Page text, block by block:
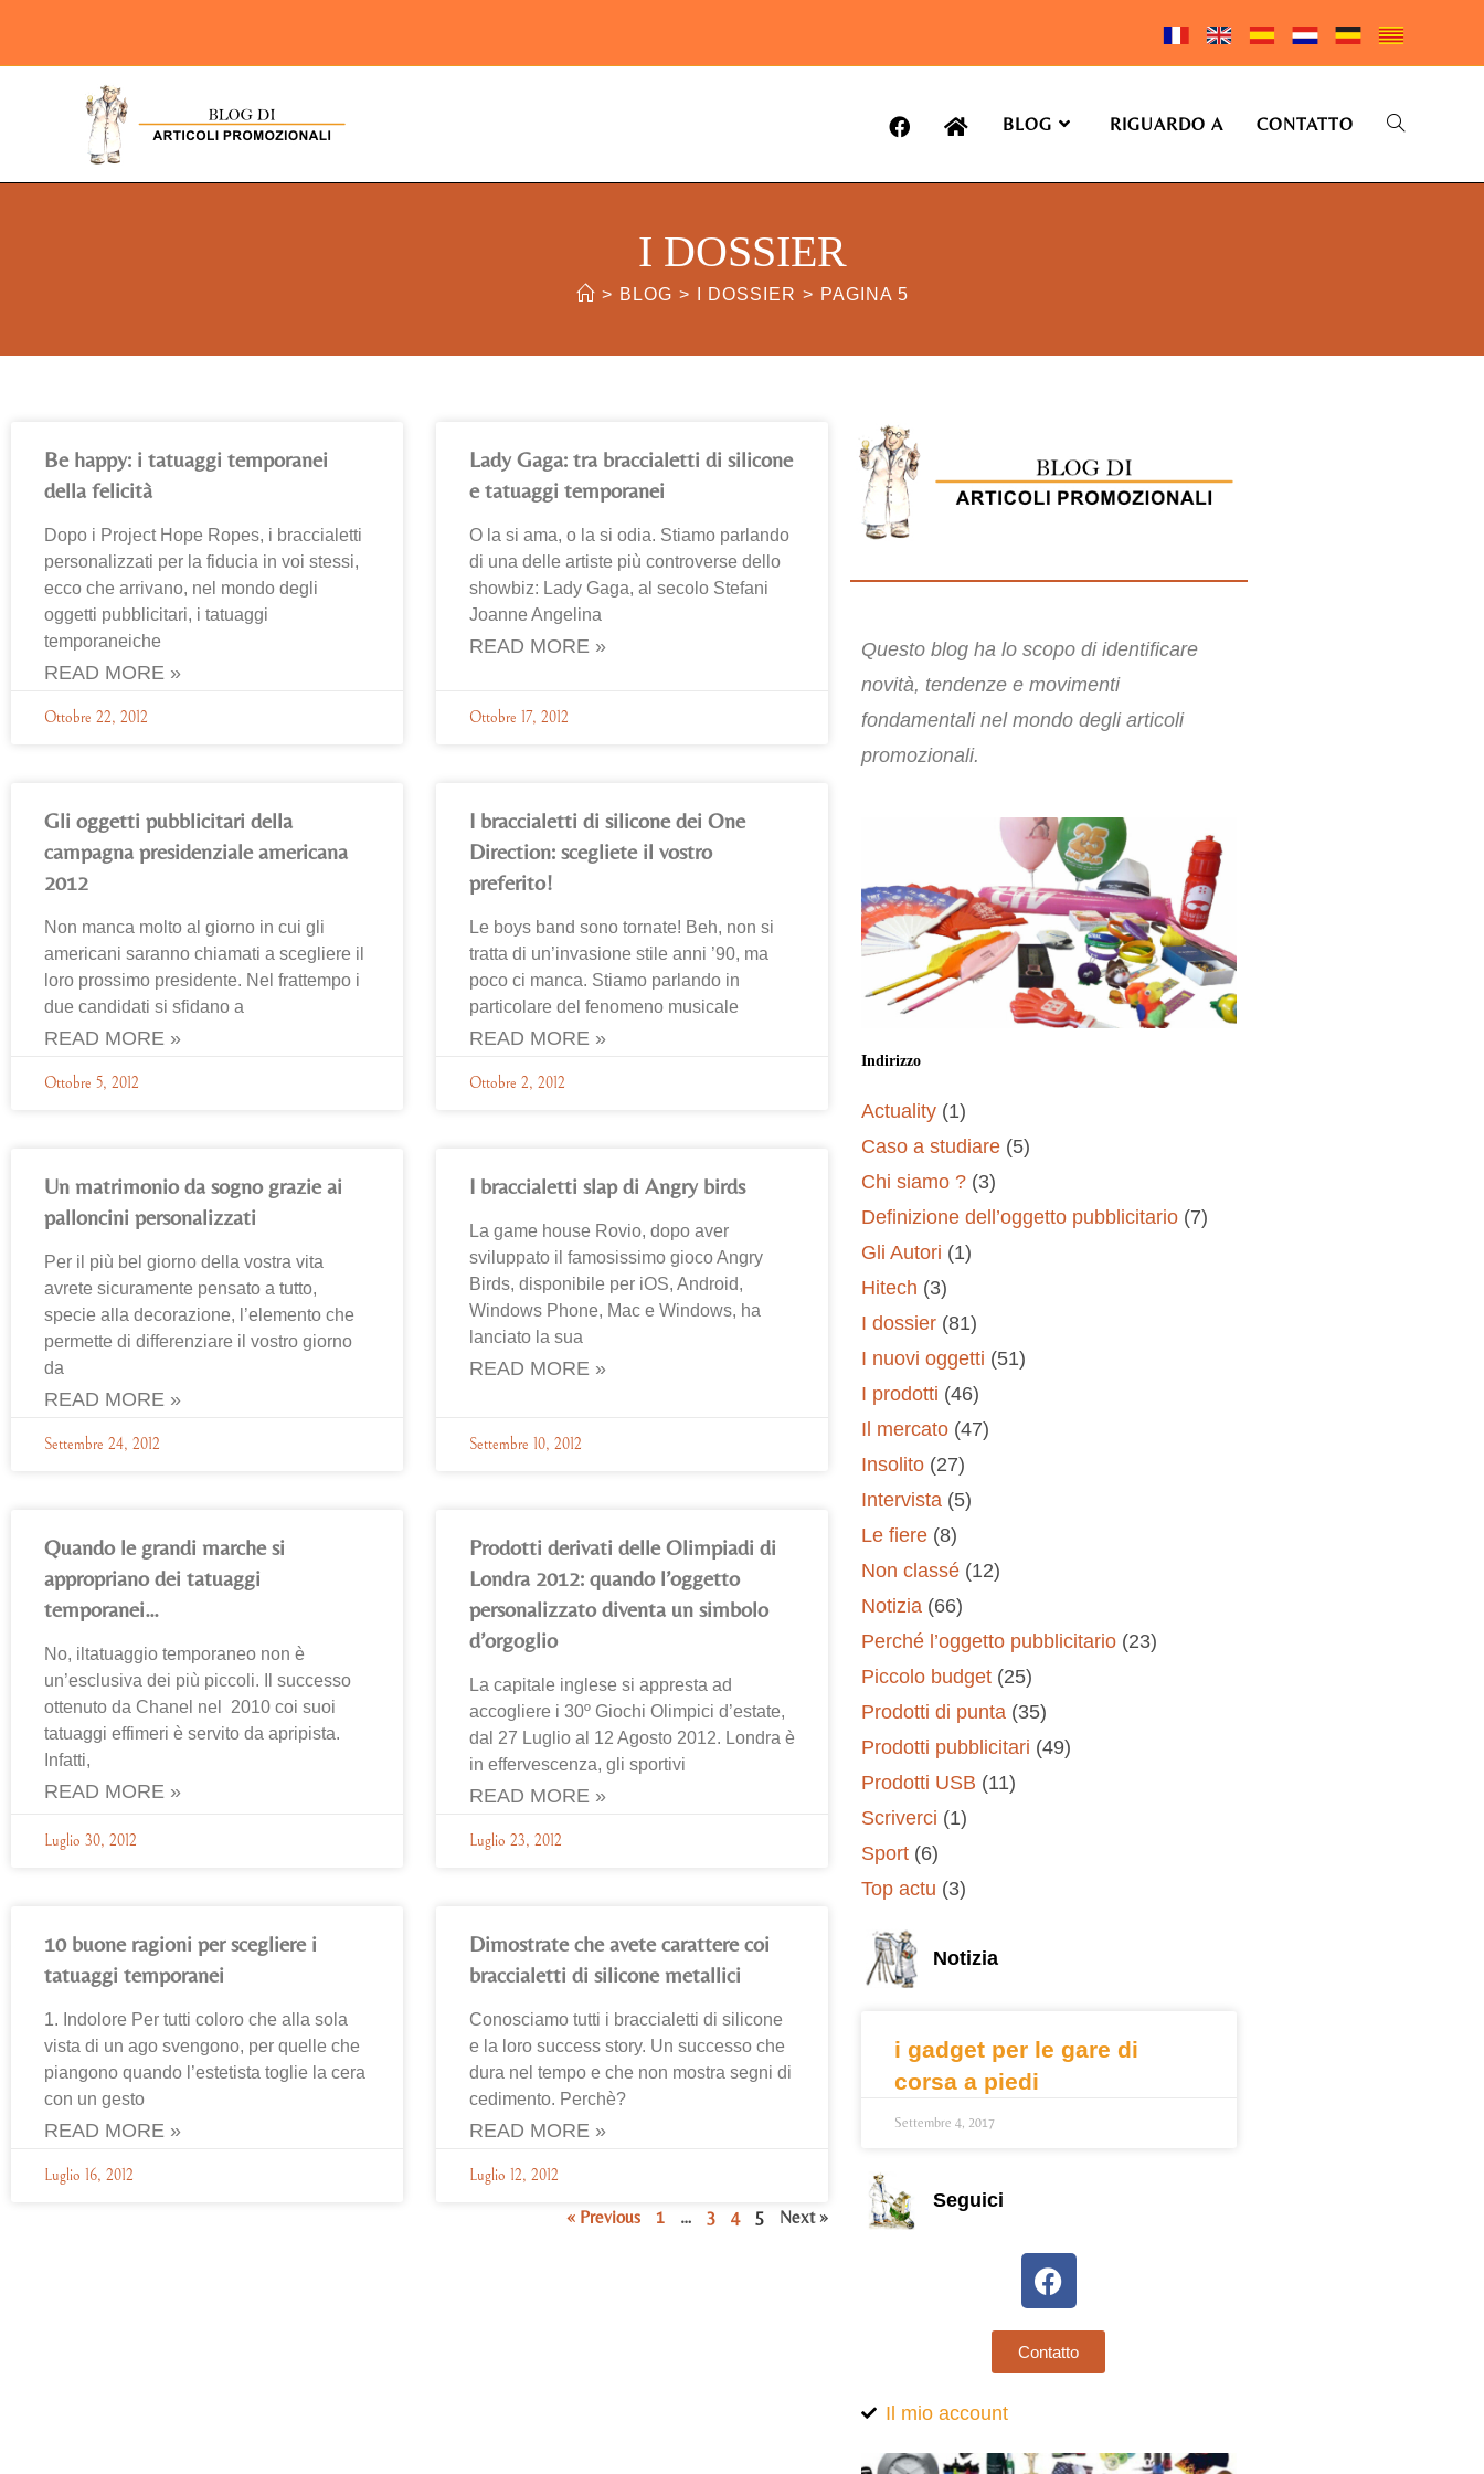
BLOG RIGUARDO A CONTATTO
I DOSSIER
> BLOG > I DOSSIER > PAGINA 5
Be happy: i tatuaggi temporanei
della felicità
Dopo i Project Hope Ropes, i braccialetti
personalizzati per la fiducia in voi stessi,
ecco che arrivano, nel mondo degli
oggetti pubblicitari, i tatuaggi
temporaneiche
READ MORE »
Ottobre 22, 2012
Lady Gaga: tra braccialetti di silicone
e tatuaggi temporanei
O la si ama, o la si odia. Stiamo parlando
di una delle artiste più controverse dello
showbiz: Lady Gaga, al secolo Stefani
Joanne Angelina
READ MORE »
Ottobre 17, 2012
Gli oggetti pubblicitari della
campagna presidenziale americana
2012
Non manca molto al giorno in cui gli
americani saranno chiamati a scegliere il
loro prossimo presidente. Nel frattempo i
due candidati si sfidano a
READ MORE »
Ottobre 5, 2012
I braccialetti di silicone dei One
Direction: scegliete il vostro
preferito!
Le boys band sono tornate! Beh, non si
tratta di un’invasione stile anni ’90, ma
poco ci manca. Stiamo parlando in
particolare del fenomeno musicale
READ MORE »
Ottobre 2, 2012
Un matrimonio da sogno grazie ai
palloncini personalizzati
Per il più bel giorno della vostra vita
avrete sicuramente pensato a tutto,
specie alla decorazione, l’elemento che
permette di differenziare il vostro giorno
da
READ MORE »
Settembre 24, 2012
I braccialetti slap di Angry birds
La game house Rovio, dopo aver
sviluppato il famosissimo gioco Angry
Birds, disponibile per iOS, Android,
Windows Phone, Mac e Windows, ha
lanciato la sua
READ MORE »
Settembre 10, 2012
Quando le grandi marche si
appropriano dei tatuaggi
temporanei…
No, iltatuaggio temporaneo non è
un’esclusiva dei più piccoli. Il successo
ottenuto da Chanel nel 2010 coi suoi
tatuaggi effimeri è servito da apripista.
Infatti,
READ MORE »
Luglio 30, 2012
Prodotti derivati delle Olimpiadi di
Londra 2012: quando l’oggetto
personalizzato diventa un simbolo
d’orgoglio
La capitale inglese si appresta ad
accogliere i 30º Giochi Olimpici d’estate,
dal 27 Luglio al 12 Agosto 2012. Londra è
in effervescenza, gli sportivi
READ MORE »
Luglio 23, 2012
10 buone ragioni per scegliere i
tatuaggi temporanei
1. Indolore Per tutti coloro che alla sola
vista di un ago svengono, per quelle che
piangono quando l’estetista toglie la cera
con un gesto
READ MORE »
Luglio 16, 2012
Dimostrate che avete carattere coi
braccialetti di silicone metallici
Conosciamo tutti i braccialetti di silicone
e la loro success story. Un successo che
dura nel tempo e che non mostra segni di
cedimento. Perchè?
READ MORE »
Luglio 12, 2012
« Previous 1 … 3 4 5 Next »
Questo blog ha lo scopo di identificare
novità, tendenze e movimenti
fondamentali nel mondo degli articoli
promozionali.
Indirizzo
Actuality (1)
Caso a studiare (5)
Chi siamo ? (3)
Definizione dell’oggetto pubblicitario (7)
Gli Autori (1)
Hitech (3)
I dossier (81)
I nuovi oggetti (51)
I prodotti (46)
Il mercato (47)
Insolito (27)
Intervista (5)
Le fiere (8)
Non classé (12)
Notizia (66)
Perché l’oggetto pubblicitario (23)
Piccolo budget (25)
Prodotti di punta (35)
Prodotti pubblicitari (49)
Prodotti USB (11)
Scriverci (1)
Sport (6)
Top actu (3)
Notizia
i gadget per le gare di
corsa a piedi
Settembre 4, 2017
Seguici
Contatto
Il mio account